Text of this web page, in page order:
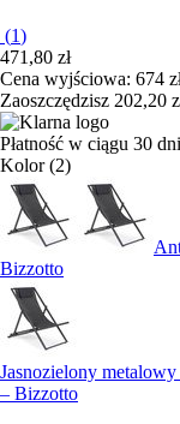
(1)
471,80 zł
Cena wyjściowa: 674
Zaoszczędzisz 202,20
Płatność w ciągu 30
Kolor (2)
Bizzotto
Jasnozielony
– Bizzotto